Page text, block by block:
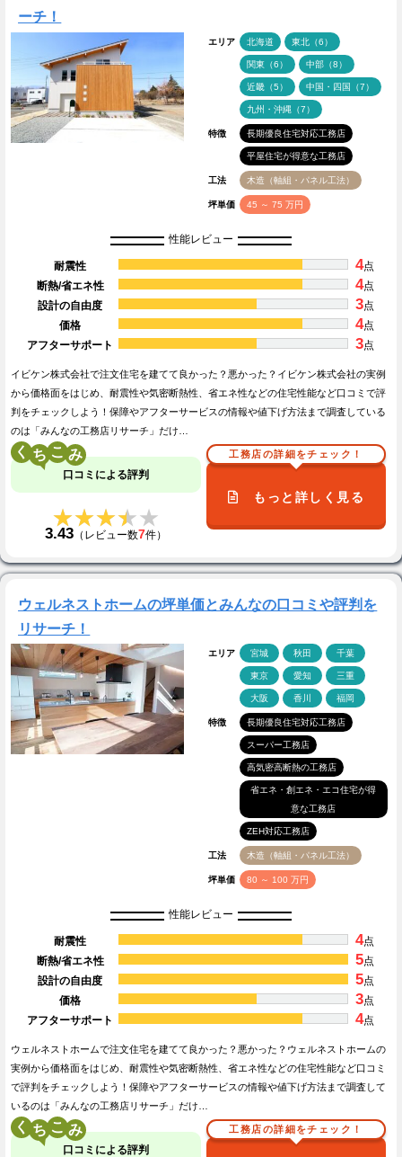
ーチ！
エリア 北海道 東北（6）
関東（6） 中部（8）
近畿（5） 中国・四国（7）
九州・沖縄（7）
特徴 長期優良住宅対応工務店
平屋住宅が得意な工務店
工法 木造（軸組・パネル工法）
坪単価 45 ～ 75 万円
性能レビュー
耐震性 4点
断熱/省エネ性
4点
設計の自由度
3点
価格
4点
アフターサポート
3点
イビケン株式会社で注文住宅を建てて良かった？悪かった？イビケン株式会社の実例
から価格面をはじめ、耐震性や気密断熱性、省エネ性などの住宅性能など口コミで評
判をチェックしよう！保障やアフターサービスの情報や値下げ方法まで調査している
のは「みんなの工務店リサーチ」だけ…
く こ
口コミによる評判
★★★★★
★★★★★
3.43 （レビュー数7件）
工務店の詳細をチェック！
もっと詳しく見る
ウェルネストホームの坪単価とみんなの口コミや評判を
リサーチ！
エリア 宮城 秋田 千葉
東京 愛知 三重
大阪 香川 福岡
特徴 長期優良住宅対応工務店
スーパー工務店
高気密高断熱の工務店
省エネ・創エネ・エコ住宅が得
意な工務店
ZEH対応工務店
工法 木造（軸組・パネル工法）
坪単価 80 ～ 100 万円
性能レビュー
耐震性 4点
断熱/省エネ性
5点
設計の自由度
5点
価格
3点
アフターサポート
4点
ウェルネストホームで注文住宅を建てて良かった？悪かった？ウェルネストホームの
実例から価格面をはじめ、耐震性や気密断熱性、省エネ性などの住宅性能など口コミ
で評判をチェックしよう！保障やアフターサービスの情報や値下げ方法まで調査して
いるのは「みんなの工務店リサーチ」だけ…
く こ
口コミによる評判
工務店の詳細をチェック！